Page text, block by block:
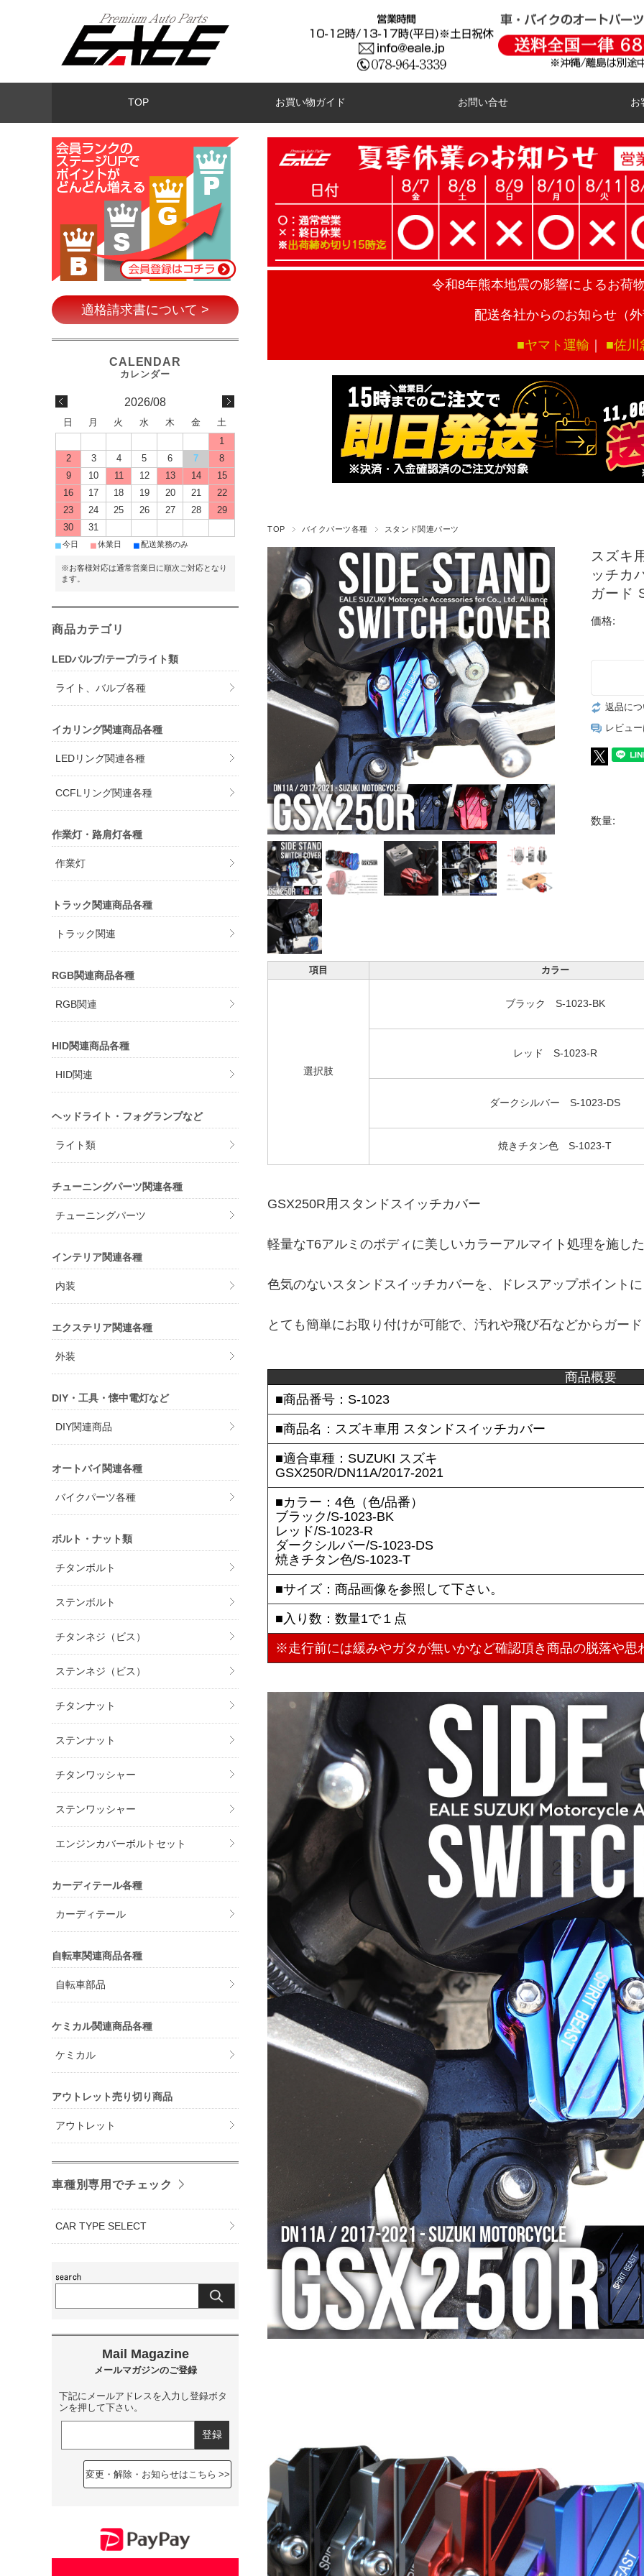
TOP お買い物ガイド お問い合せ お
令和8年熊本地震の影響によるお荷
配送各社からのお知らせ（
■ヤマト運輸 ■佐川
TOP バイクパーツ各種 スタンド関連パーツ
スズキ
ッチカ
ガード
価格:
返品に
レビュ
数量:
項目 カラー
選択肢
ブラック S-1023-BK
レッド S-1023-R
ダークシルバー S-1023-DS
焼きチタン色 S-1023-T
GSX250R用スタンドスイッチカバー
軽量なT6アルミのボディに美しいカラーアルマイト処理を施し
色気のないスタンドスイッチカバーを、ドレスアップポイント
とても簡単にお取り付けが可能で、汚れや飛び石などからガー
商品概要
■商品番号：S-1023
■商品名：スズキ車用 スタンドスイッチカバー
■適合車種：SUZUKI スズキ
GSX250R/DN11A/2017-2021
■カラー：4色（色/品番）
ブラック/S-1023-BK
レッド/S-1023-R
ダークシルバー/S-1023-DS
焼きチタン色/S-1023-T
■サイズ：商品画像を参照して下さい。
■入り数：数量1で１点
※走行前には緩みやガタが無いかなど確認頂き商品の脱落や思
適格請求書について >
2026/08
日 月 火 水 木 金
土
1
2
3 4 5 6 7
8
9
10 11 12 13 14
15
16
17 18 19 20 21
22
23
24 25 26 27 28
29
30
31
■今日 ■休業日 ■配送業務のみ
※お客様対応は通常営業日に順次ご対応となり
ます。
商品カテゴリ
LEDバルブ/テープ/ライト類
ライト、バルブ各種
イカリング関連商品各種
LEDリング関連各種
CCFLリング関連各種
作業灯・路肩灯各種
作業灯
トラック関連商品各種
トラック関連
RGB関連商品各種
RGB関連
HID関連商品各種
HID関連
ヘッドライト・フォグランプなど
ライト類
チューニングパーツ関連各種
チューニングパーツ
インテリア関連各種
内装
エクステリア関連各種
外装
DIY・工具・懐中電灯など
DIY関連商品
オートバイ関連各種
バイクパーツ各種
ボルト・ナット類
チタンボルト
ステンボルト
チタンネジ（ビス）
ステンネジ（ビス）
チタンナット
ステンナット
チタンワッシャー
ステンワッシャー
エンジンカバーボルトセット
カーディテール各種
カーディテール
自転車関連商品各種
自転車部品
ケミカル関連商品各種
ケミカル
アウトレット売り切り商品
アウトレット
車種別専用でチェック
CAR TYPE SELECT
下記にメールアドレスを入力し登録ボタ
ンを押して下さい。
変更・解除・お知らせはこちら